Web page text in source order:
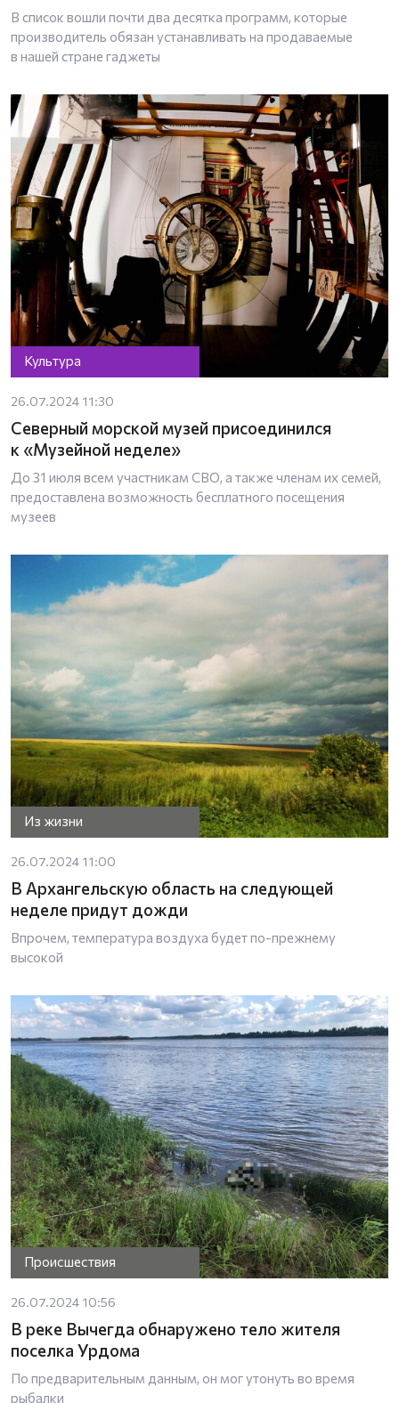
В список вошли почти два десятка программ, которые
производитель обязан устанавливать на продаваемые
в нашей стране гаджеты
Культура
26.07.2024 11:30
Северный морской музей присоединился
к «Музейной неделе»
До 31 июля всем участникам СВО, а также членам их семей,
предоставлена возможность бесплатного посещения
музеев
Из жизни
26.07.2024 11:00
В Архангельскую область на следующей
неделе придут дожди
Впрочем, температура воздуха будет по-прежнему
высокой
Происшествия
26.07.2024 10:56
В реке Вычегда обнаружено тело жителя
поселка Урдома
По предварительным данным, он мог утонуть во время
рыбалки